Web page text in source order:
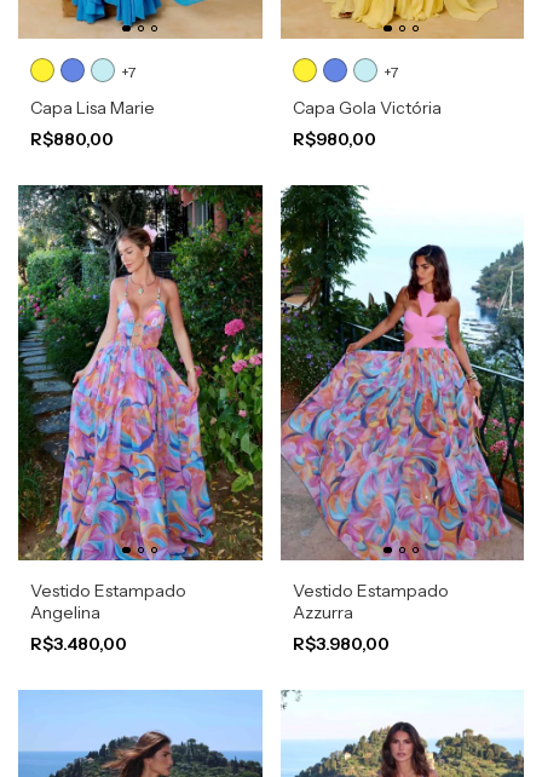
+7
Capa Lisa Marie
R$880,00
+7
Capa Gola Victória
R$980,00
Vestido Estampado
Angelina
R$3.480,00
Vestido Estampado
Azzurra
R$3.980,00